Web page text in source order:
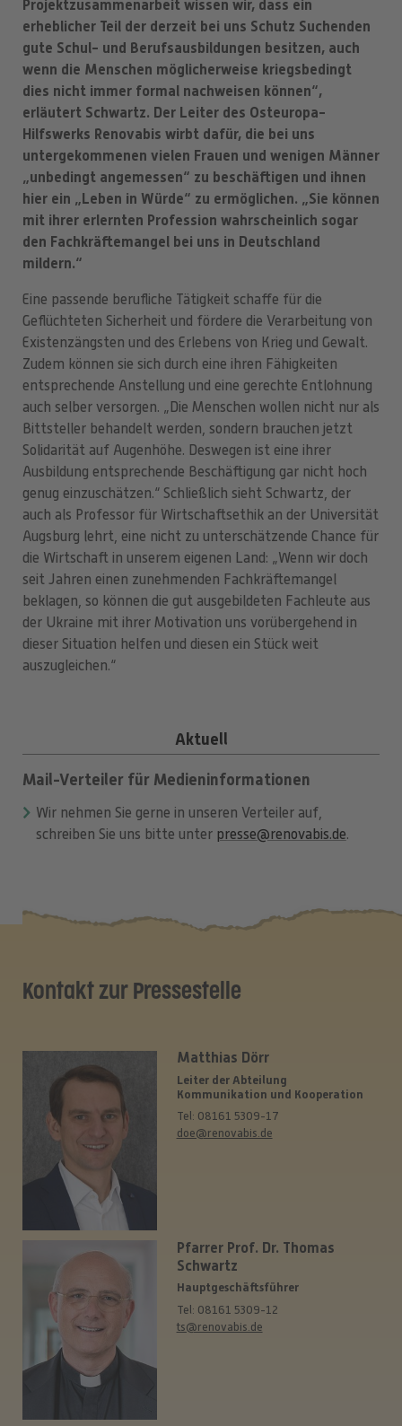
Projektzusammenarbeit wissen wir, dass ein
erheblicher Teil der derzeit bei uns Schutz Suchenden
gute Schul- und Berufsausbildungen besitzen, auch
wenn die Menschen möglicherweise kriegsbedingt
dies nicht immer formal nachweisen können“,
erläutert Schwartz. Der Leiter des Osteuropa-
Hilfswerks Renovabis wirbt dafür, die bei uns
untergekommenen vielen Frauen und wenigen Männer
„unbedingt angemessen“ zu beschäftigen und ihnen
hier ein „Leben in Würde“ zu ermöglichen. „Sie können
mit ihrer erlernten Profession wahrscheinlich sogar
den Fachkräftemangel bei uns in Deutschland
mildern.“
Eine passende berufliche Tätigkeit schaffe für die
Geflüchteten Sicherheit und fördere die Verarbeitung von
Existenzängsten und des Erlebens von Krieg und Gewalt.
Zudem können sie sich durch eine ihren Fähigkeiten
entsprechende Anstellung und eine gerechte Entlohnung
auch selber versorgen. „Die Menschen wollen nicht nur als
Bittsteller behandelt werden, sondern brauchen jetzt
Solidarität auf Augenhöhe. Deswegen ist eine ihrer
Ausbildung entsprechende Beschäftigung gar nicht hoch
genug einzuschätzen.“ Schließlich sieht Schwartz, der
auch als Professor für Wirtschaftsethik an der Universität
Augsburg lehrt, eine nicht zu unterschätzende Chance für
die Wirtschaft in unserem eigenen Land: „Wenn wir doch
seit Jahren einen zunehmenden Fachkräftemangel
beklagen, so können die gut ausgebildeten Fachleute aus
der Ukraine mit ihrer Motivation uns vorübergehend in
dieser Situation helfen und diesen ein Stück weit
auszugleichen.“
Aktuell
Mail-Verteiler für Medieninformationen
Wir nehmen Sie gerne in unseren Verteiler auf,
schreiben Sie uns bitte unter presse@renovabis.de.
Kontakt zur Pressestelle
Matthias Dörr
Leiter der Abteilung
Kommunikation und Kooperation
Tel: 08161 5309-17
doe@renovabis.de
Pfarrer Prof. Dr. Thomas
Schwartz
Hauptgeschäftsführer
Tel: 08161 5309-12
ts@renovabis.de